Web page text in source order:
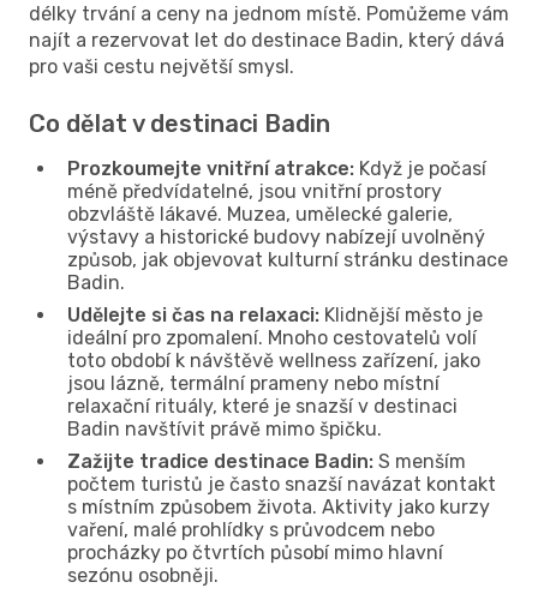
délky trvání a ceny na jednom místě. Pomůžeme vám
najít a rezervovat let do destinace Badin, který dává
pro vaši cestu největší smysl.
Co dělat v destinaci Badin
Prozkoumejte vnitřní atrakce: Když je počasí
méně předvídatelné, jsou vnitřní prostory
obzvláště lákavé. Muzea, umělecké galerie,
výstavy a historické budovy nabízejí uvolněný
způsob, jak objevovat kulturní stránku destinace
Badin.
Udělejte si čas na relaxaci: Klidnější město je
ideální pro zpomalení. Mnoho cestovatelů volí
toto období k návštěvě wellness zařízení, jako
jsou lázně, termální prameny nebo místní
relaxační rituály, které je snazší v destinaci
Badin navštívit právě mimo špičku.
Zažijte tradice destinace Badin: S menším
počtem turistů je často snazší navázat kontakt
s místním způsobem života. Aktivity jako kurzy
vaření, malé prohlídky s průvodcem nebo
procházky po čtvrtích působí mimo hlavní
sezónu osobněji.